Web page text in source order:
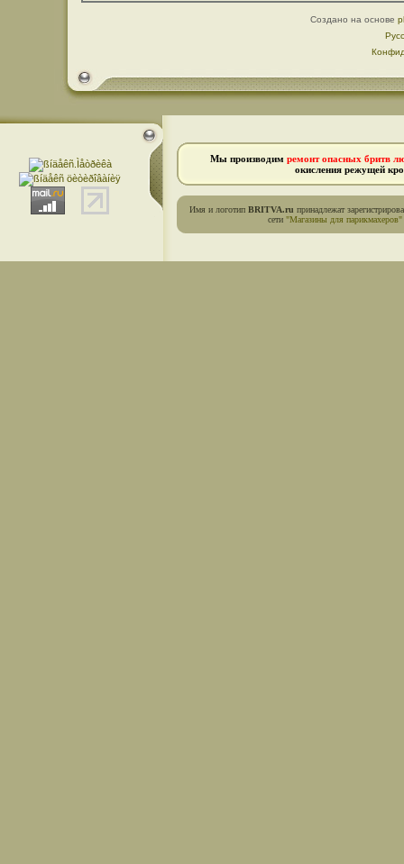
Создано на основе
Мы производим ремонт опасных бритв
окисления режущей
Имя и логотип BRITVA.ru принадлежат
сети "Магазины для парикмахеров"